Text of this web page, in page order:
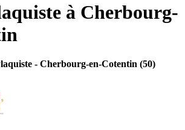
à Cherbourg-
- Cherbourg-en-Cotentin (50)